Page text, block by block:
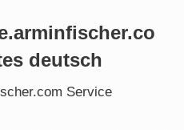
deutsch
Service